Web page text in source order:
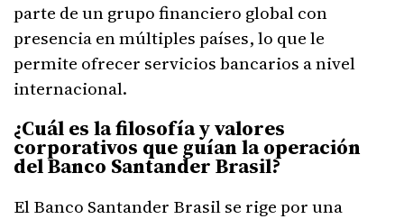
parte de un grupo financiero global con
presencia en múltiples países, lo que le
permite ofrecer servicios bancarios a nivel
internacional.
¿Cuál es la filosofía y valores
corporativos que guían la operación
del Banco Santander Brasil?
El Banco Santander Brasil se rige por una